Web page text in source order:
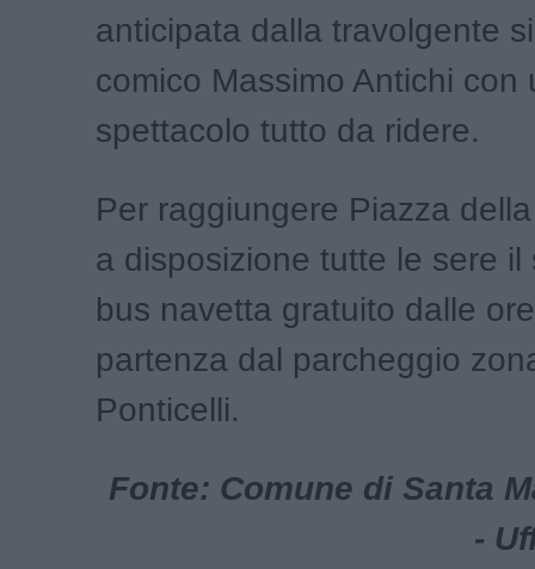
anticipata dalla travolgente
comico Massimo Antichi con
spettacolo tutto da ridere.
Per raggiungere Piazza
a disposizione tutte le sere il
bus navetta gratuito dalle
partenza dal parcheggio
Ponticelli.
Fonte: Comune di Santa
-